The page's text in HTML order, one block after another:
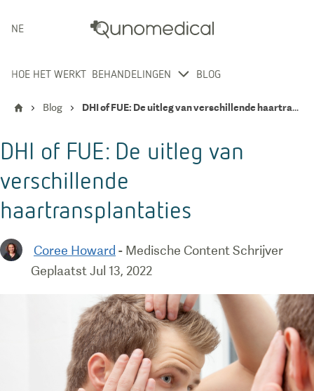
NEDERLANDS
HOE HET WERKT BEHANDELINGEN BLOG
Blog DHI of FUE: De uitleg van verschillende haartransplantaties
DHI of FUE: De uitleg van
verschillende
haartransplantaties
Coree Howard - Medische Content Schrijver
Geplaatst Jul 13, 2022